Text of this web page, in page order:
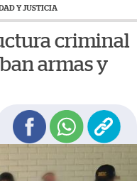
Y JUSTICIA
criminal
armas y